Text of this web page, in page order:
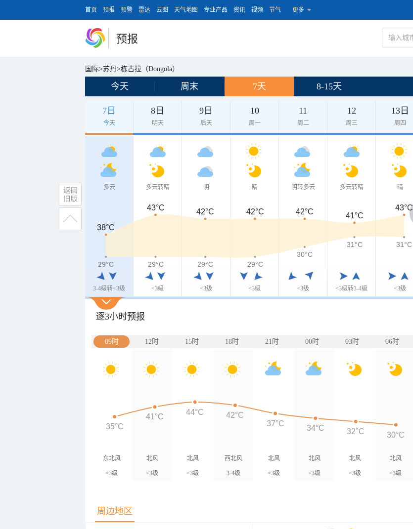
首页 预报 预警 雷达 云图 天气地图 专业产品 资讯 视频 节气 更多
预报
国际>苏丹>栋古拉（Dongola）
今天 周末 7天 8-15天
7日
今天
8日
明天
9日
后天
10
周一
11
周二
12
周三
13日
周四
多云
3-4级转<3级
多云转晴
<3级
阴
<3级
晴
<3级
阴转多云
<3级
多云转晴
<3级转3-4级
晴
<3级
38°C
38°C
43°C 42°C 42°C 42°C 41°C
43°C
29°C
29°C 29°C 29°C 29°C
30°C
31°C 31°C
逐3小时预报
09时 12时 15时 18时 21时 00时 03时 06时
东北风
<3级
北风
<3级
北风
<3级
西北风
3-4级
北风
<3级
北风
<3级
北风
<3级
北风
<3级
35°C
41°C
44°C 42°C
37°C
34°C 32°C 30°C
周边地区